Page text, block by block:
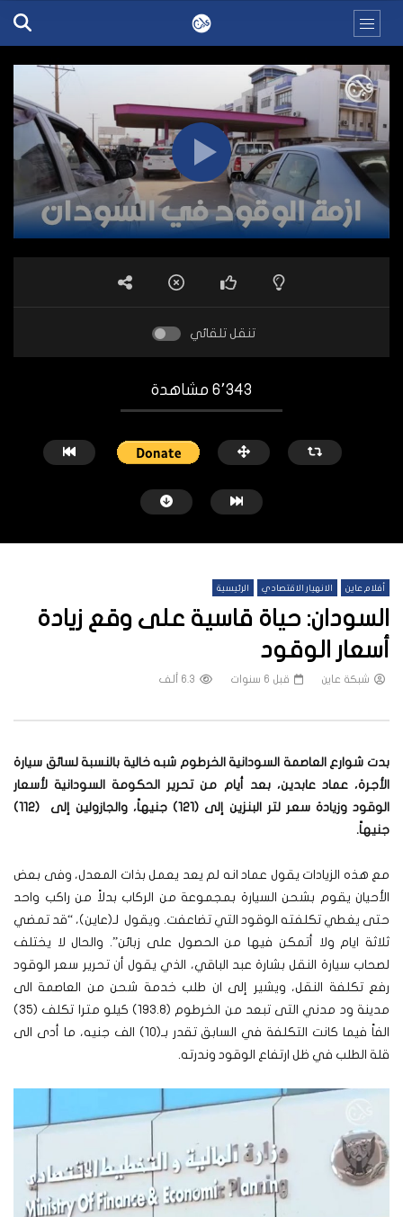
تنقل تلقائي
6٬343 مشاهدة
الغلاء يطال كل شيء ويهدد لقمة عيش
شبكة عاين قبل 3 أسابيع
“عشوائية قاتلة”..
شبكة عاين قبل سنة
أفلام عاين الانهيار الاقتصادي الرئيسية
السودان: حياة قاسية على وقع زيادة
أسعار الوقود
شبكة عاين قبل 6 سنوات 6.3 ألف
بدت شوارع العاصمة السودانية الخرطوم شبه خالية بالنسبة لسائق سيارة
الأجرة، عماد عابدين، بعد أيام من تحرير الحكومة السودانية لأسعار
الوقود وزيادة سعر لتر البنزين إلى (121) جنيهاً، والجازولين إلى (112)
جنيهاً.
مع هذه الزيادات يقول عماد انه لم يعد يعمل بذات المعدل، وفى بعض
الأحيان يقوم بشحن السيارة بمجموعة من الركاب بدلاً من راكب واحد
حتى يغطي تكلفته الوقود التي تضاعفت. ويقول لـ(عاين)، “قد تمضي
ثلاثة ايام ولا أتمكن فيها من الحصول على زبائن”. والحال لا يختلف
لصحاب سيارة النقل بشارة عبد الباقي، الذي يقول أن تحرير سعر الوقود
رفع تكلفة النقل، ويشير إلى ان طلب خدمة شحن من العاصمة الى
مدينة ود مدني التى تبعد من الخرطوم (193.8) كيلو مترا تكلف (35)
الفاً فيما كانت التكلفة في السابق تقدر بـ(10) الف جنيه، ما أدى الى
قلة الطلب في ظل ارتفاع الوقود وندرته.